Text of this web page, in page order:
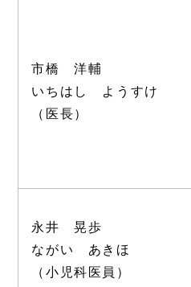
市橋 洋輔
いちはし ようすけ
（医長）
永井 晃歩
ながい あきほ
（小児科医員）